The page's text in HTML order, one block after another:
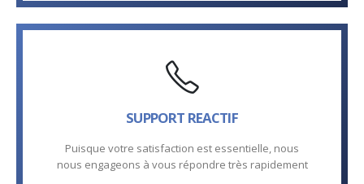
SUPPORT REACTIF
Puisque votre satisfaction est essentielle, nous
nous engageons à vous répondre très rapidement